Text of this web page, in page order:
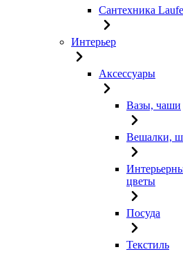
Сантехника
Интерьер
Аксессуары
Вазы, чаши
Вешалки,
цветы
Посуда
Текстиль